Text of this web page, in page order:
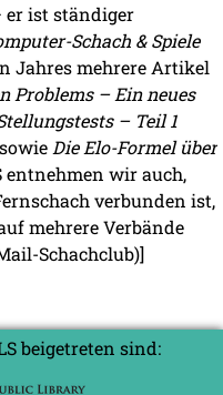
er ist ständiger
Schach & Spiele
Jahres mehrere Artikel
Problems – Ein neues
– Teil 1
Die Elo-Formel über
entnehmen wir auch,
verbunden ist,
mehrere Verbände
Schachclub)]
beigetreten sind: